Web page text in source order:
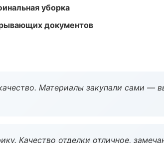
уборка
документов
Материалы закупали сами —
Качество отделки отличное,